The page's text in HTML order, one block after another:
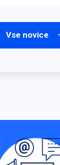
Vse novice